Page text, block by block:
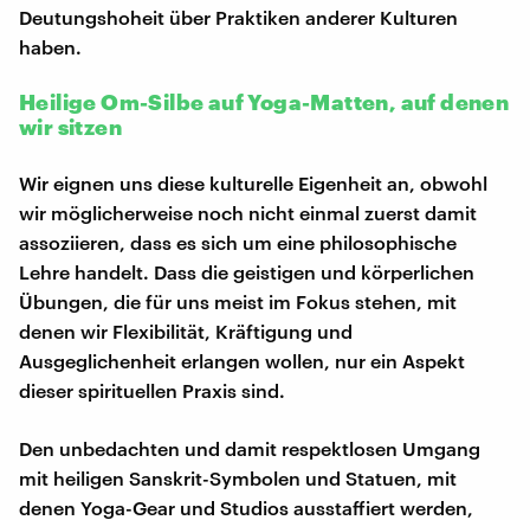
Deutungshoheit über Praktiken anderer Kulturen
haben.
Heilige Om-Silbe auf Yoga-Matten, auf denen
wir sitzen
Wir eignen uns diese kulturelle Eigenheit an, obwohl
wir möglicherweise noch nicht einmal zuerst damit
assoziieren, dass es sich um eine philosophische
Lehre handelt. Dass die geistigen und körperlichen
Übungen, die für uns meist im Fokus stehen, mit
denen wir Flexibilität, Kräftigung und
Ausgeglichenheit erlangen wollen, nur ein Aspekt
dieser spirituellen Praxis sind.
Den unbedachten und damit respektlosen Umgang
mit heiligen Sanskrit-Symbolen und Statuen, mit
denen Yoga-Gear und Studios ausstaffiert werden,